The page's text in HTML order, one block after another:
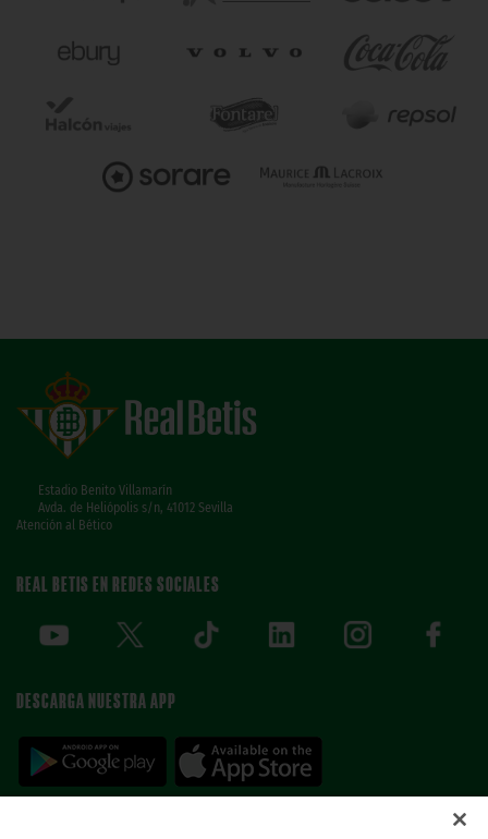
Estadio Benito Villamarín
Avda. de Heliópolis s/n, 41012 Sevilla
Atención al Bético
REAL BETIS EN REDES SOCIALES
DESCARGA NUESTRA APP